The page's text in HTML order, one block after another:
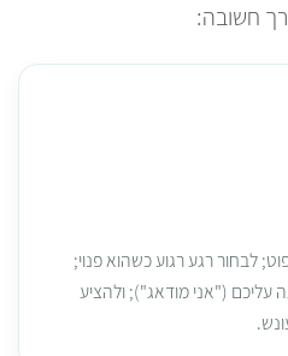
חשובה:
לבחור רגע רגוע כשהוא פנוי;
("אני מודאג"); ולהציע